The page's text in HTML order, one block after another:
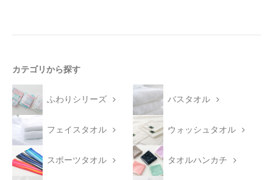
カテゴリから探す
ふわりシリーズ バスタオル
フェイスタオル ウォッシュタオル
スポーツタオル タオルハンカチ